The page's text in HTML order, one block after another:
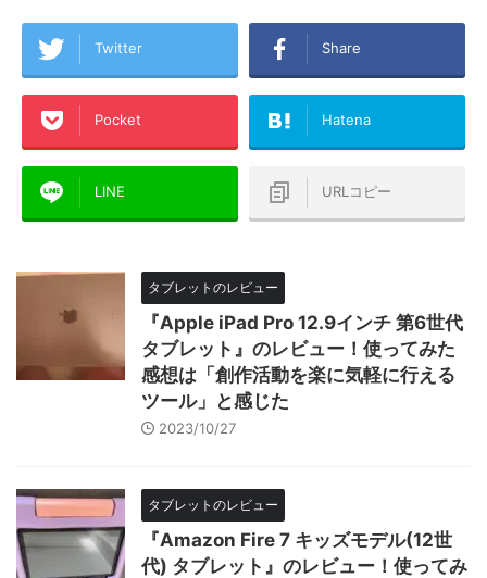
Twitter Share
Pocket Hatena
LINE URLコピー
タブレットのレビュー
『Apple iPad Pro 12.9インチ 第6世代
タブレット』のレビュー！使ってみた
感想は「創作活動を楽に気軽に行える
ツール」と感じた
2023/10/27
タブレットのレビュー
『Amazon Fire 7 キッズモデル(12世
代) タブレット』のレビュー！使ってみ